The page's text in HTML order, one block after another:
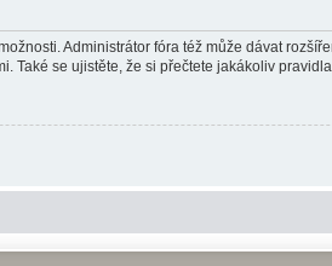
Administrátor fóra též může dávat
Také se ujistěte, že si přečtete jakákoliv